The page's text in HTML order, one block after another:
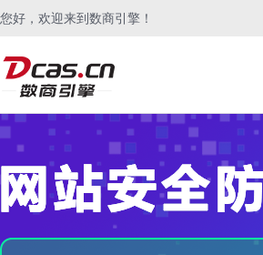
您好，欢迎来到数商引擎！